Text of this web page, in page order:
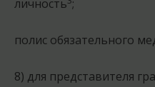
личность ;
полис обязательного
8) для представителя